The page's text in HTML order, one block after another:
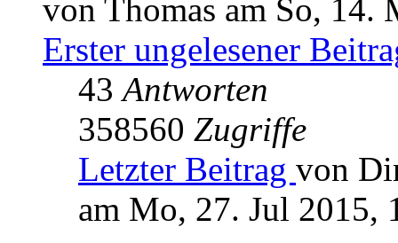
von Thomas am So, 14.
Erster ungelesener
43Antworten
358560 Zugriffe
Letzter Beitrag von
am Mo, 27. Jul 2015,